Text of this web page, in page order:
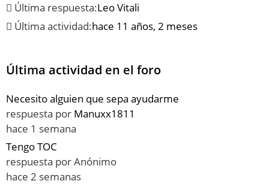
Última respuesta:Leo Vitali
Última actividad:hace 11 años, 2 meses
Última actividad en el foro
Necesito alguien que sepa ayudarme
respuesta por Manuxx1811
hace 1 semana
Tengo TOC
respuesta porAnónimo
hace 2 semanas